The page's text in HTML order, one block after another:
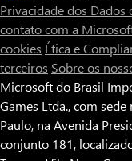
Privacidade dos
contato com a
cookies Ética e
terceiros Sobre os
Microsoft do Brasil
Games Ltda., com
Paulo, na Avenida
conjunto 181,